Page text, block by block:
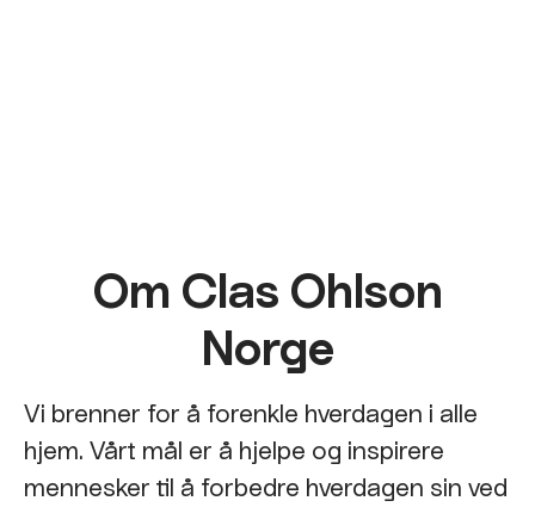
Om Clas Ohlson
Norge
Vi brenner for å forenkle hverdagen i alle
hjem. Vårt mål er å hjelpe og inspirere
mennesker til å forbedre hverdagen sin ved